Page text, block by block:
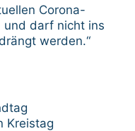
Corona-
und darf nicht ins
werden.“
Kreistag